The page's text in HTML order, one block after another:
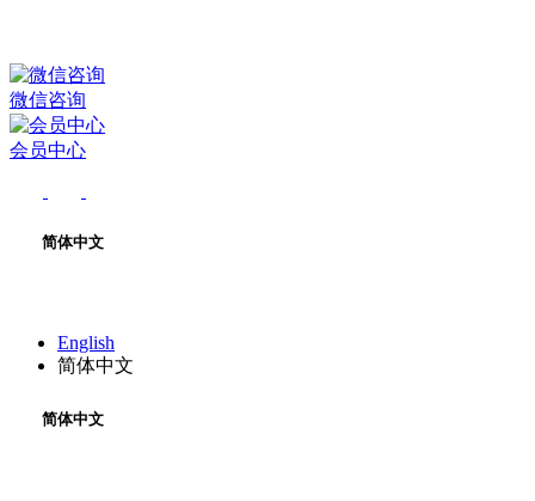
微信咨询
会员中心
简体中文
English
简体中文
简体中文